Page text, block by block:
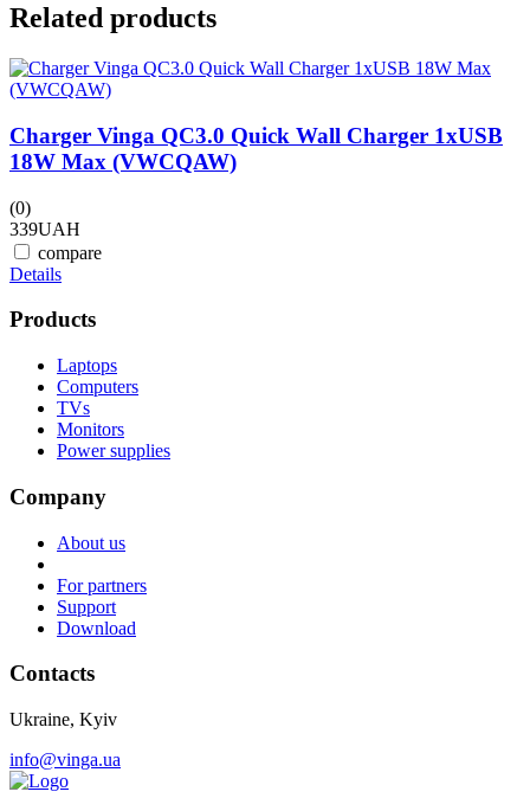
Related products
Charger Vinga QC3.0 Quick Wall Charger 1xUSB
18W Max (VWCQAW)
(0)
339UAH
compare
Details
Products
Laptops
Computers
TVs
Monitors
Power supplies
Company
About us
For partners
Support
Download
Contacts
Ukraine, Kyiv
info@vinga.ua